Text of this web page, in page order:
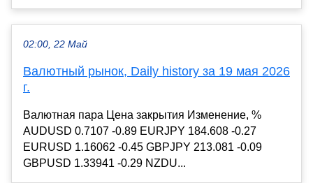
02:00, 22 Май
Валютный рынок, Daily history за 19 мая 2026
г.
Валютная пара Цена закрытия Изменение, %
AUDUSD 0.7107 -0.89 EURJPY 184.608 -0.27
EURUSD 1.16062 -0.45 GBPJPY 213.081 -0.09
GBPUSD 1.33941 -0.29 NZDU...